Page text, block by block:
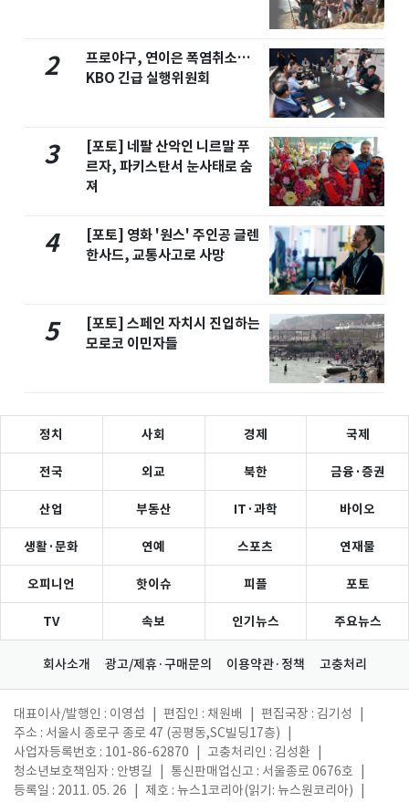
2
프로야구, 연이은 폭염취소…
KBO 긴급 실행위원회
3
[포토] 네팔 산악인 니르말 푸
르자, 파키스탄서 눈사태로 숨
져
4
[포토] 영화 '원스' 주인공 글렌
한사드, 교통사고로 사망
5
[포토] 스페인 자치시 진입하는
모로코 이민자들
정치 사회 경제 국제
전국 외교 북한 금융·증권
산업 부동산 IT·과학 바이오
생활·문화 연예 스포츠 연재물
오피니언 핫이슈 피플 포토
TV 속보 인기뉴스 주요뉴스
회사소개 광고/제휴·구매문의 이용약관·정책 고충처리
대표이사/발행인 : 이영섭 편집인 : 채원배 편집국장 : 김기성
주소 : 서울시 종로구 종로 47 (공평동,SC빌딩17층)
사업자등록번호 : 101-86-62870
고충처리인 : 김성환
청소년보호책임자 : 안병길
통신판매업신고 : 서울종로 0676호
등록일 : 2011. 05. 26
제호 : 뉴스1코리아(읽기: 뉴스원코리아)